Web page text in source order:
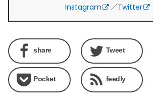
Instagram
／Twitter
share Tweet
Pocket feedly